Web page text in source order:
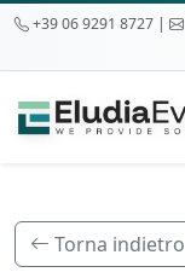
+39 06 9291 8727 |
Torna indietro